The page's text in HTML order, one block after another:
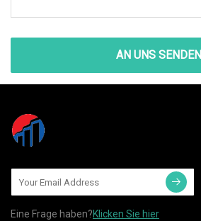
AN UNS SENDEN
Eine Frage haben?Klicken Sie hier